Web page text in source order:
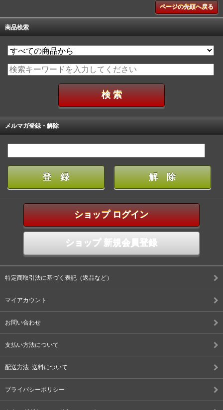
ページの先頭へ戻る
商品検索
メルマガ登録・解除
ショップ ログイン
ショップ 新規会員登録
特定商取引法に基づく表記（返品など）
マイアカウント
お問い合わせ
支払い方法について
配送方法･送料について
プライバシーポリシー